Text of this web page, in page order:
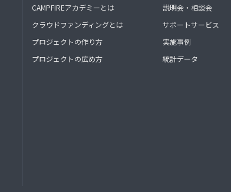
CAMPFIREアカデミーとは
クラウドファンディングとは
プロジェクトの作り方
プロジェクトの広め方
説明会・相談会
サポートサービス
実施事例
統計データ